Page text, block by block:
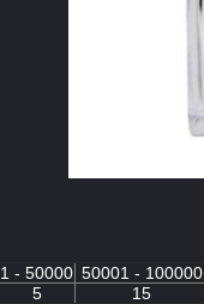
1 - 50000 50001 - 100000
5 15